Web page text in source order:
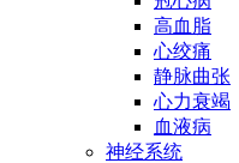
高血脂
心绞痛
静脉曲张
心力衰竭
血液病
神经系统